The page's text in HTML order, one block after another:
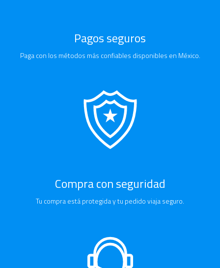
Pagos seguros
Paga con los métodos más confiables disponibles en México.
Compra con seguridad
Tu compra está protegida y tu pedido viaja seguro.